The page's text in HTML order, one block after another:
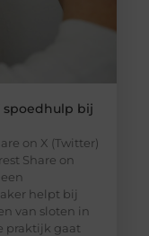
spoedhulp bij
on X (Twitter)
Share on
helpt bij
van sloten in
praktijk gaat